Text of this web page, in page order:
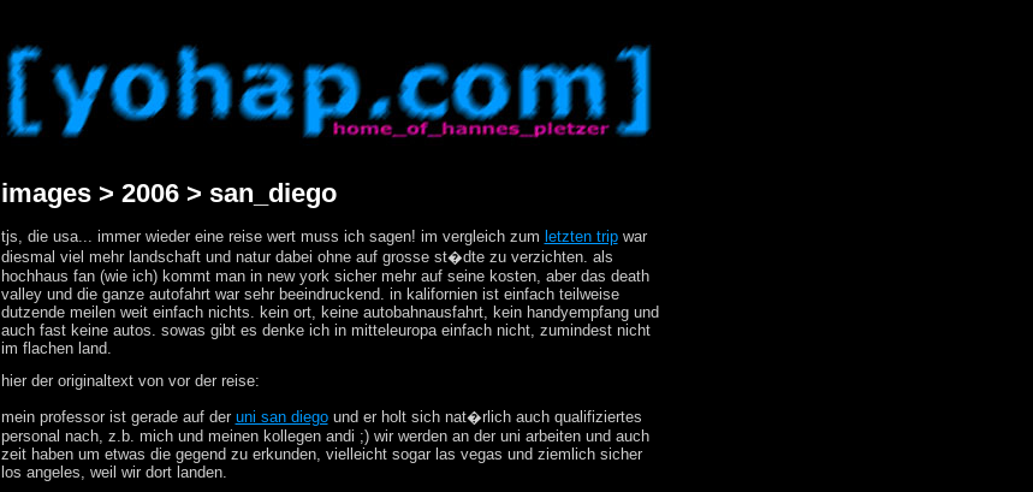
images > 2006 > san_diego
tjs, die usa... immer wieder eine reise wert muss ich sagen! im vergleich zum letzten tripwar
diesmal viel mehr landschaft und natur dabei ohne auf grosse st�dte zu verzichten. als
hochhaus fan (wie ich) kommt man in new york sicher mehr auf seine kosten, aber das death
valley und die ganze autofahrt war sehr beeindruckend. in kalifornien ist einfach teilweise
dutzende meilen weit einfach nichts. kein ort, keine autobahnausfahrt, kein handyempfang und
auch fast keine autos. sowas gibt es denke ich in mitteleuropa einfach nicht, zumindest nicht
im flachen land.
hier der originaltext von vor der reise:
mein professor ist gerade auf der uni san diegound er holt sich nat�rlich auch qualifiziertes
personal nach, z.b. mich und meinen kollegen andi ;) wir werden an der uni arbeiten und auch
zeit haben um etwas die gegend zu erkunden, vielleicht sogar las vegas und ziemlich sicher
los angeles, weil wir dort landen.